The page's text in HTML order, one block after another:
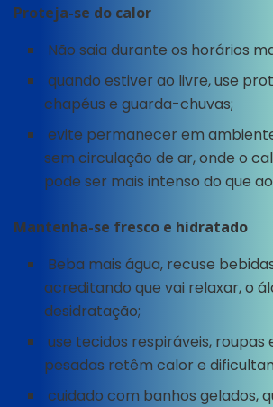
Proteja-se do calor
Não saia durante os horários
quando estiver ao livre, use
chapéus e guarda-chuvas;
evite permanecer em
sem circulação de ar, onde o
pode ser mais intenso do que
Mantenha-se fresco e hidratado
Beba mais água, recuse
acreditando que vai relaxar, o
desidratação;
use tecidos respiráveis, roupas
pesadas retêm calor e
cuidado com banhos gelados,